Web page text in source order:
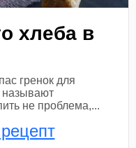
хлеба в
гренок для
называют
не проблема,...